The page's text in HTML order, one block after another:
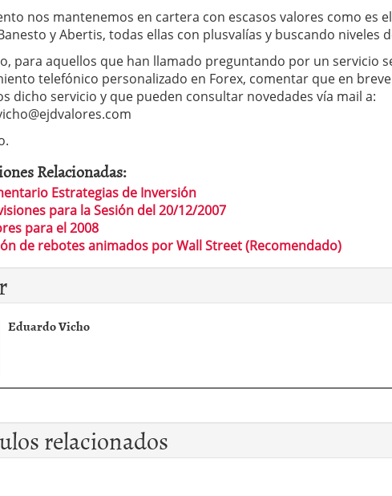
nos mantenemos en cartera con escasos valores como es
y Abertis, todas ellas con plusvalías y buscando niveles
para aquellos que han llamado preguntando por un servicio
telefónico personalizado en Forex, comentar que en breve
dicho servicio y que pueden consultar novedades vía mail a:
Relacionadas:
Estrategias de Inversión
para la Sesión del 20/12/2007
para el 2008
de rebotes animados por Wall Street (Recomendado)
Eduardo Vicho
relacionados